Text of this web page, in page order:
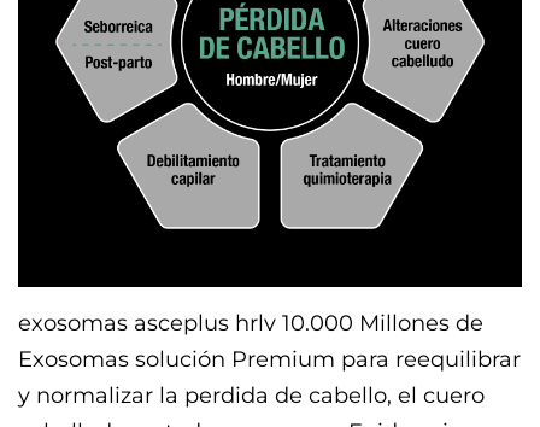
exosomas asceplus hrlv 10.000 Millones de
Exosomas solución Premium para reequilibrar
y normalizar la perdida de cabello, el cuero